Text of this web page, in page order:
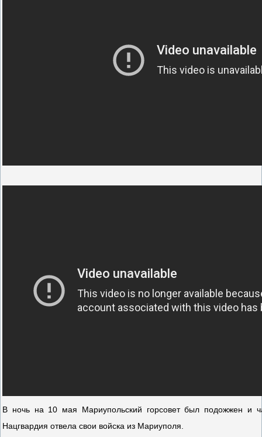
В ночь на 10 мая Мариупольский горсовет был подожжен и
Нацгвардия отвела свои войска из Мариуполя.